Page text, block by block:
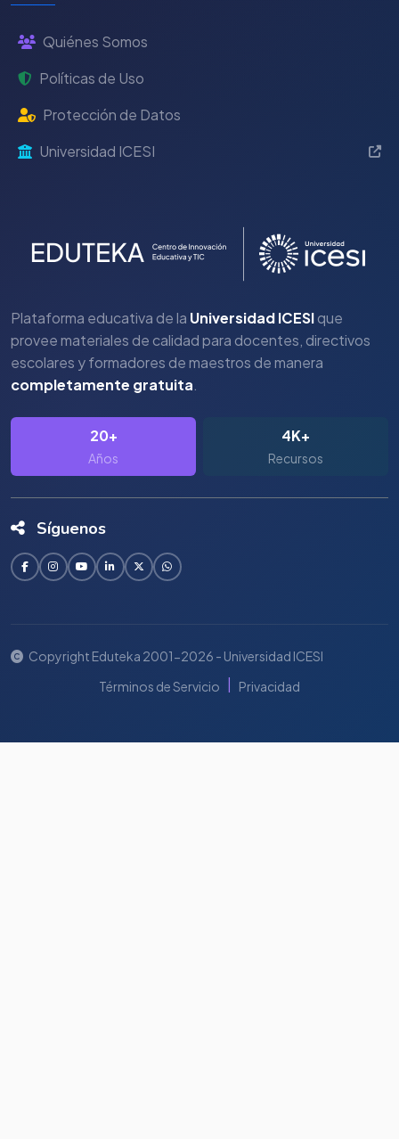
Quiénes Somos
Políticas de Uso
Protección de Datos
Universidad ICESI
Plataforma educativa de la Universidad ICESIque
provee materiales de calidad para docentes, directivos
escolares y formadores de maestros de manera
completamente gratuita.
20+
Años
4K+
Recursos
Síguenos
Copyright Eduteka 2001-2026 - Universidad ICESI
Términos de Servicio
Privacidad